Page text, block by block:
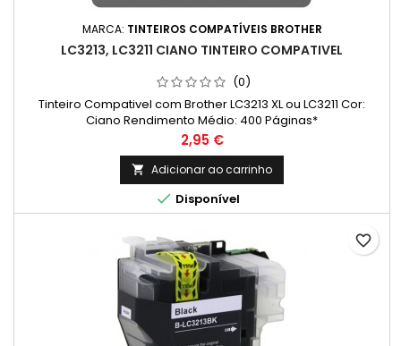
MARCA: TINTEIROS COMPATÍVEIS BROTHER
LC3213, LC3211 CIANO TINTEIRO COMPATIVEL
(0)
Tinteiro Compativel com Brother LC3213 XL ou LC3211 Cor:
Ciano Rendimento Médio: 400 Páginas*
Preço
2,95 €
 Adicionar ao carrinho
 Disponível
favorite_border